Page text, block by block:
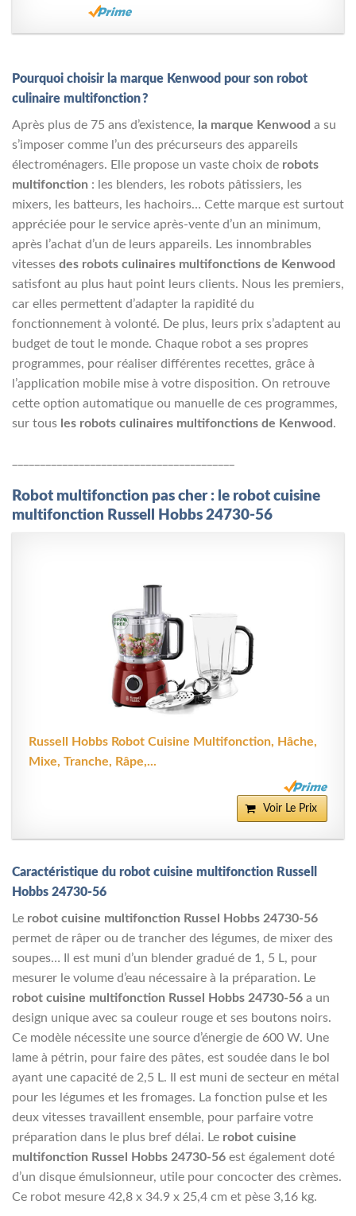
Pourquoi choisir la marque Kenwood pour son robot
culinaire multifonction ?
Après plus de 75 ans d’existence, la marque Kenwood a su
s’imposer comme l’un des précurseurs des appareils
électroménagers. Elle propose un vaste choix de robots
multifonction : les blenders, les robots pâtissiers, les
mixers, les batteurs, les hachoirs… Cette marque est surtout
appréciée pour le service après-vente d’un an minimum,
après l’achat d’un de leurs appareils. Les innombrables
vitesses des robots culinaires multifonctions de Kenwood
satisfont au plus haut point leurs clients. Nous les premiers,
car elles permettent d’adapter la rapidité du
fonctionnement à volonté. De plus, leurs prix s’adaptent au
budget de tout le monde. Chaque robot a ses propres
programmes, pour réaliser différentes recettes, grâce à
l’application mobile mise à votre disposition. On retrouve
cette option automatique ou manuelle de ces programmes,
sur tous les robots culinaires multifonctions de Kenwood .
Robot multifonction pas cher : le robot cuisine
multifonction Russell Hobbs 24730-56
Russell Hobbs Robot Cuisine Multifonction, Hâche,
Mixe, Tranche, Râpe,...
Voir Le Prix
Caractéristique du robot cuisine multifonction Russell
Hobbs 24730-56
Le robot cuisine multifonction Russel Hobbs 24730-56
permet de râper ou de trancher des légumes, de mixer des
soupes… Il est muni d’un blender gradué de 1, 5 L, pour
mesurer le volume d’eau nécessaire à la préparation. Le
robot cuisine multifonction Russel Hobbs 24730-56 a un
design unique avec sa couleur rouge et ses boutons noirs.
Ce modèle nécessite une source d’énergie de 600 W. Une
lame à pétrin, pour faire des pâtes, est soudée dans le bol
ayant une capacité de 2,5 L. Il est muni de secteur en métal
pour les légumes et les fromages. La fonction pulse et les
deux vitesses travaillent ensemble, pour parfaire votre
préparation dans le plus bref délai. Le robot cuisine
multifonction Russel Hobbs 24730-56 est également doté
d’un disque émulsionneur, utile pour concocter des crèmes.
Ce robot mesure 42,8 x 34.9 x 25,4 cm et pèse 3,16 kg.